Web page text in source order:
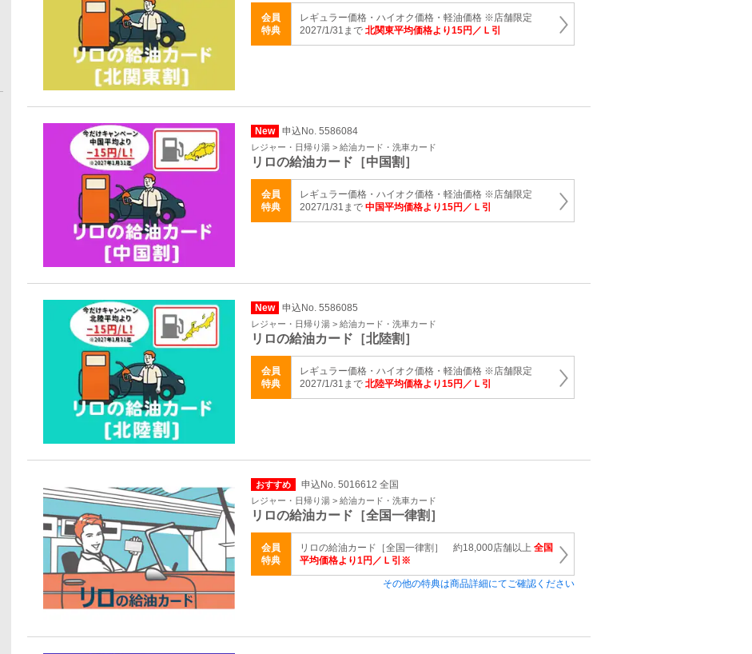
会員
特典
レギュラー価格・ハイオク価格・軽油価格 ※店舗限定
2027/1/31まで 北関東平均価格より15円／Ｌ引
New 申込No. 5586084
レジャー・日帰り湯 > 給油カード・洗車カード
リロの給油カード［中国割］
会員
特典
レギュラー価格・ハイオク価格・軽油価格 ※店舗限定
2027/1/31まで 中国平均価格より15円／Ｌ引
New 申込No. 5586085
レジャー・日帰り湯 > 給油カード・洗車カード
リロの給油カード［北陸割］
会員
特典
レギュラー価格・ハイオク価格・軽油価格 ※店舗限定
2027/1/31まで 北陸平均価格より15円／Ｌ引
おすすめ 申込No. 5016612 全国
レジャー・日帰り湯 > 給油カード・洗車カード
リロの給油カード［全国一律割］
会員
特典
リロの給油カード［全国一律割］ 約18,000店舗以上 全国
平均価格より1円／Ｌ引※
その他の特典は商品詳細にてご確認ください